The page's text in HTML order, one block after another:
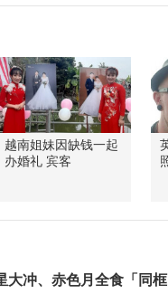
越南姐妹因缺钱一起
办婚礼 宾客
大冲、赤色月全食「同框